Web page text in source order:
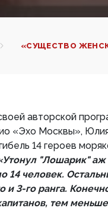
«СУЩЕСТВО
авторской
«Эхо Москвы»,
14 героев
"Лошарик" аж
14 человек.
и 3-го ранга.
тем